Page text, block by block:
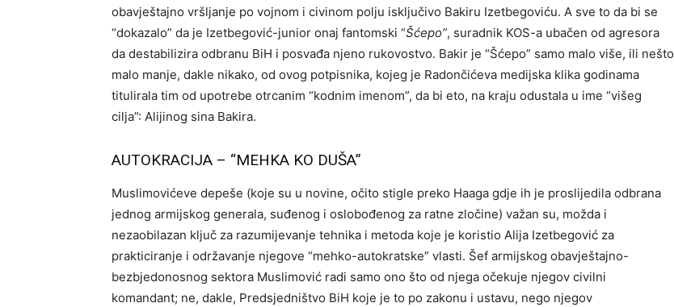
obavještajno vršljanje po vojnom i civinom polju isključivo Bakiru Izetbegoviću. A sve to da bi se
“dokazalo” da je Izetbegović-junior onaj fantomski “Šćepo”, suradnik KOS-a ubačen od agresora
da destabilizira odbranu BiH i posvađa njeno rukovostvo. Bakir je “Šćepo” samo malo više, ili nešto
malo manje, dakle nikako, od ovog potpisnika, kojeg je Radončićeva medijska klika godinama
titulirala tim od upotrebe otrcanim “kodnim imenom”, da bi eto, na kraju odustala u ime “višeg
cilja”: Alijinog sina Bakira.
AUTOKRACIJA – “MEHKA KO DUŠA”
Muslimovićeve depeše (koje su u novine, očito stigle preko Haaga gdje ih je proslijedila odbrana
jednog armijskog generala, suđenog i oslobođenog za ratne zločine) važan su, možda i
nezaobilazan ključ za razumijevanje tehnika i metoda koje je koristio Alija Izetbegović za
prakticiranje i održavanje njegove “mehko-autokratske” vlasti. Šef armijskog obavještajno-
bezbjedonosnog sektora Muslimović radi samo ono što od njega očekuje njegov civilni
komandant; ne, dakle, Predsjedništvo BiH koje je to po zakonu i ustavu, nego njegov